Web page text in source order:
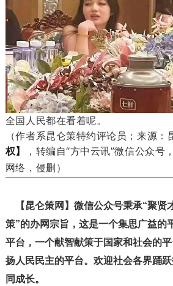
全国人民都在看着呢。
（作者系昆仑策特约评论员；来源：
权】
，转编自“方中云讯”微信公众号
网络，侵删）
【昆仑策网】微信公众号秉承“聚贤
策”的办网宗旨，这是一个集思广益的
平台，一个献智献策于国家和社会的
扬人民民主的平台。欢迎社会各界踊
同成长。